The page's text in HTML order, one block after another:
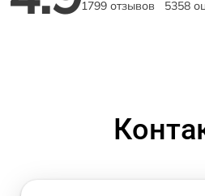
1799 отзывов 5358